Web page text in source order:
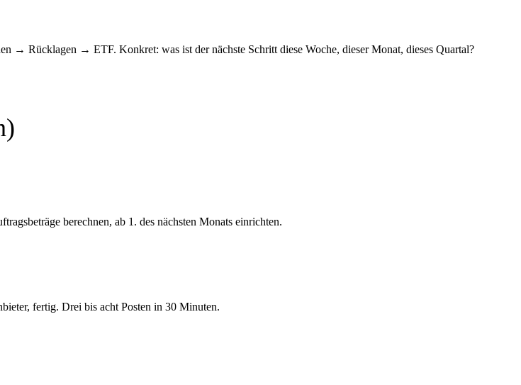
→ Rücklagen → ETF. Konkret: was ist der nächste Schritt diese Woche, dieser Monat, dieses Quartal?
berechnen, ab 1. des nächsten Monats einrichten.
fertig. Drei bis acht Posten in 30 Minuten.